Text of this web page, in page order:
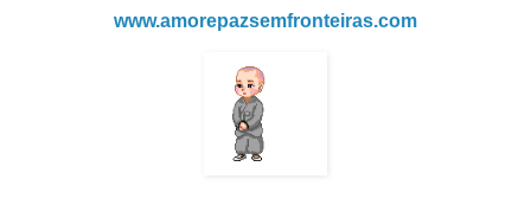
www.amorepazsemfronteiras.com